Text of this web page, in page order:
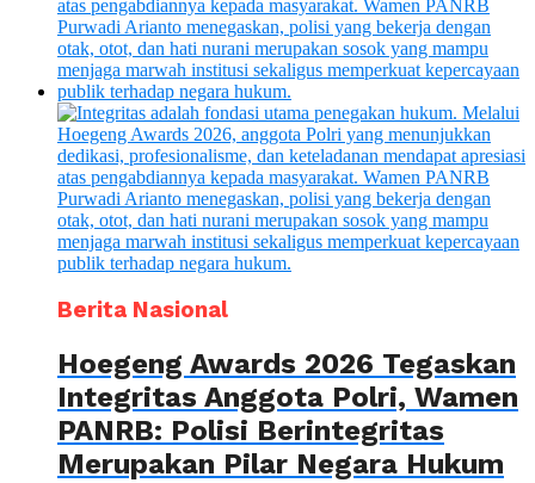
Berita Nasional
Hoegeng Awards 2026 Tegaskan
Integritas Anggota Polri, Wamen
PANRB: Polisi Berintegritas
Merupakan Pilar Negara Hukum